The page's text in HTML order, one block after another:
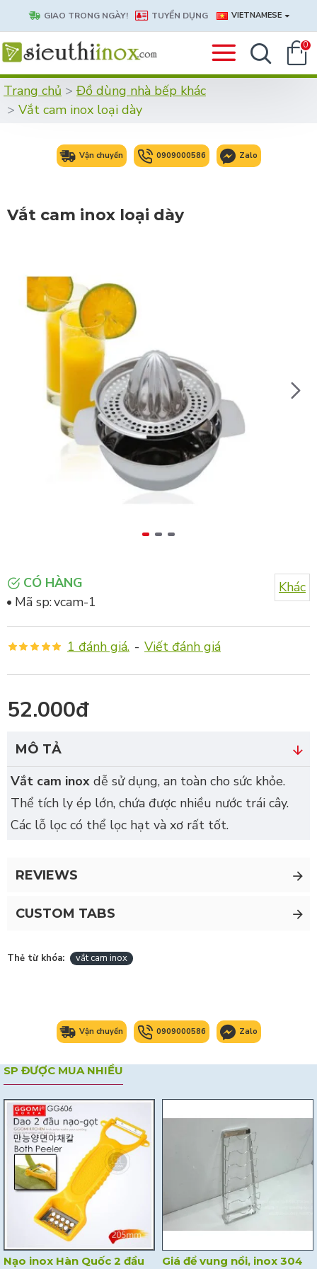
GIAO TRONG NGÀY! TUYỂN DỤNG VIETNAMESE
0
Trang chủ
Đồ dùng nhà bếp khác
Vắt cam inox loại dày
Vận chuyển 0909000586 Zalo
Vắt cam inox loại dày
CÓ HÀNG
Mã sp:vcam-1
Khác
1 đánh giá. - Viết đánh giá
52.000đ
MÔ TẢ
Vắt cam inox dễ sử dụng, an toàn cho sức khỏe.
Thể tích ly ép lớn, chứa được nhiều nước trái cây.
Các lỗ lọc có thể lọc hạt và xơ rất tốt.
REVIEWS
CUSTOM TABS
Thẻ từ khóa: vắt cam inox
Vận chuyển 0909000586 Zalo
SP ĐƯỢC MUA NHIỀU
Nạo inox Hàn Quốc 2 đầu
Giá để vung nồi, inox 304